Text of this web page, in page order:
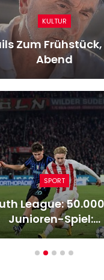
KULTUR
Zum
Abend
SPORT
League:
Junioren-Spiel:…